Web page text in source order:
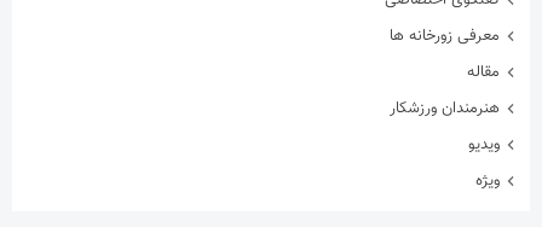
معرفی زورخانه ها
مقاله
هنرمندان ورزشکار
ویدیو
ویژه